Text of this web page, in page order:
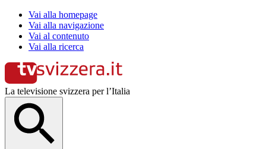
Vai alla homepage
Vai alla navigazione
Vai al contenuto
Vai alla ricerca
La televisione svizzera per l’Italia